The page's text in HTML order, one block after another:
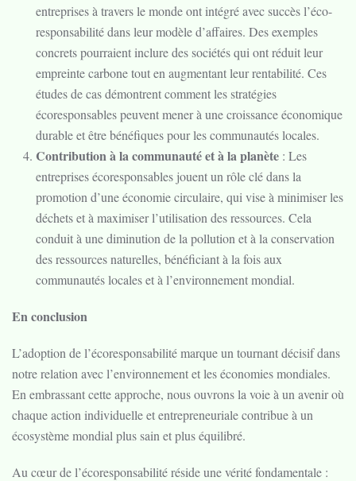
entreprises à travers le monde ont intégré avec succès l’éco-
responsabilité dans leur modèle d’affaires. Des exemples
concrets pourraient inclure des sociétés qui ont réduit leur
empreinte carbone tout en augmentant leur rentabilité. Ces
études de cas démontrent comment les stratégies
écoresponsables peuvent mener à une croissance économique
durable et être bénéfiques pour les communautés locales.
Contribution à la communauté et à la planète : Les
entreprises écoresponsables jouent un rôle clé dans la
promotion d’une économie circulaire, qui vise à minimiser les
déchets et à maximiser l’utilisation des ressources. Cela
conduit à une diminution de la pollution et à la conservation
des ressources naturelles, bénéficiant à la fois aux
communautés locales et à l’environnement mondial.
En conclusion
L’adoption de l’écoresponsabilité marque un tournant décisif dans
notre relation avec l’environnement et les économies mondiales.
En embrassant cette approche, nous ouvrons la voie à un avenir où
chaque action individuelle et entrepreneuriale contribue à un
écosystème mondial plus sain et plus équilibré.
Au cœur de l’écoresponsabilité réside une vérité fondamentale :